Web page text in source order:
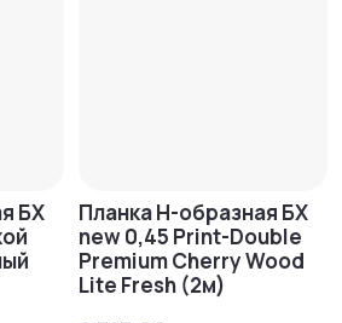
БХ
Планка H-образная БХ
new 0,45 Print-Double
Premium Cherry Wood
Lite Fresh (2м)